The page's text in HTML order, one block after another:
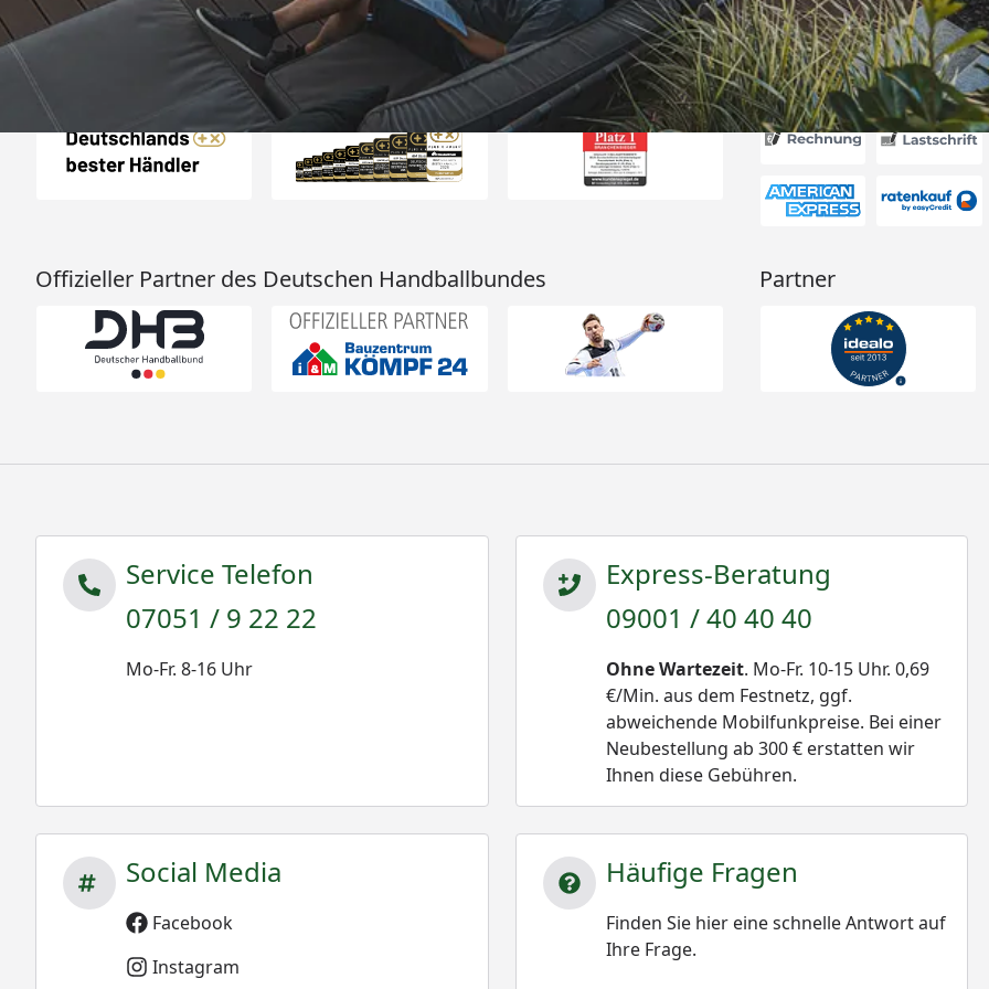
Auszeichnungen Akzeptierte
Offizieller Partner des Deutschen Handballbundes Partner
Service Telefon
07051 / 9 22 22
Mo-Fr. 8-16 Uhr
Express-Beratung
09001 / 40 40 40
Ohne Wartezeit. Mo-Fr. 10-15 Uhr. 0,69
€/Min. aus dem Festnetz, ggf.
abweichende Mobilfunkpreise. Bei einer
Neubestellung ab 300 € erstatten wir
Ihnen diese Gebühren.
Social Media
Facebook
Instagram
Häufige Fragen
Finden Sie hier eine schnelle Antwort auf
Ihre Frage.